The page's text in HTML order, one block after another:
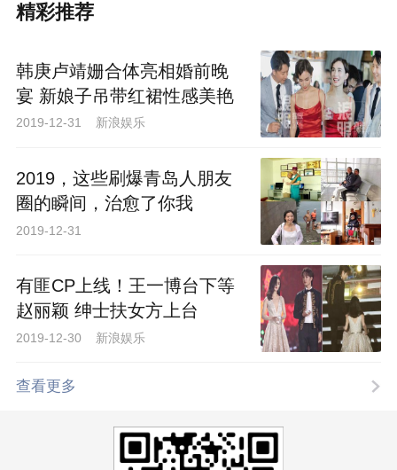
精彩推荐
韩庚卢靖姗合体亮相婚前晚
宴 新娘子吊带红裙性感美艳
2019-12-31 新浪娱乐
2019，这些刷爆青岛人朋友
圈的瞬间，治愈了你我
2019-12-31
有匪CP上线！王一博台下等
赵丽颖 绅士扶女方上台
2019-12-30 新浪娱乐
查看更多